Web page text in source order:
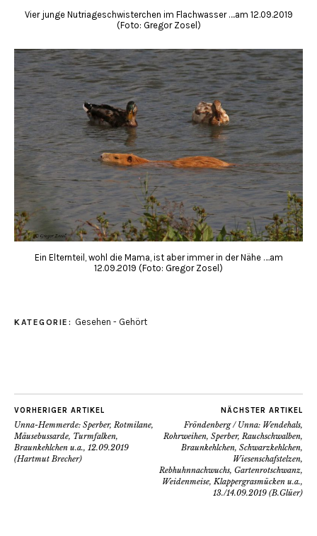
Vier junge Nutriageschwisterchen im Flachwasser ….am 12.09.2019
(Foto: Gregor Zosel)
Ein Elternteil, wohl die Mama, ist aber immer in der Nähe ….am
12.09.2019 (Foto: Gregor Zosel)
KATEGORIE: Gesehen - Gehört
VORHERIGER ARTIKEL
Unna-Hemmerde: Sperber, Rotmilane,
Mäusebussarde, Turmfalken,
Braunkehlchen u.a., 12.09.2019
(Hartmut Brecher)
NÄCHSTER ARTIKEL
Fröndenberg / Unna: Wendehals,
Rohrweihen, Sperber, Rauchschwalben,
Braunkehlchen, Schwarzkehlchen,
Wiesenschafstelzen,
Rebhuhnnachwuchs, Gartenrotschwanz,
Weidenmeise, Klappergrasmücken u.a.,
13./14.09.2019 (B.Glüer)